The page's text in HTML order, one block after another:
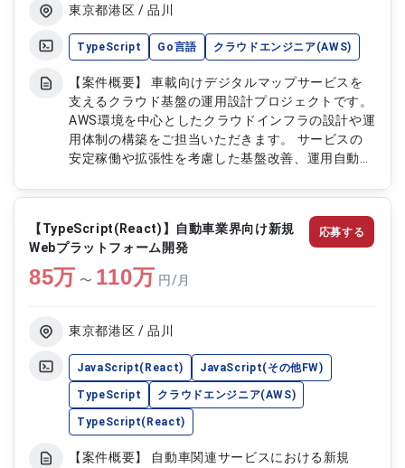
び実装 ・アーキテクチャ設計、技術選定、パフォ
の解決を通じた開発チーム支援
東京都港区 / 品川
TypeScript Go言語 クラウドエンジニア(AWS)
【案件概要】 車載向けデジタルマップサービスを
支えるクラウド基盤の運用設計プロジェクトです。
AWS環境を中心としたクラウドインフラの設計や運
用体制の構築をご担当いただきます。 サービスの
安定稼働や拡張性を考慮した基盤改善、運用自動化
や新しい開発手法を活用し、先進的な車載サービス
基盤の構築・運用を支援していただきます。 【作
業内容】 ・AWS環境におけるクラウドインフラの
運用設計 ・監視、障害対応、運用フローなど安定
稼働に向けた設計対応 ・クラウド基盤の構成管理
および改善対応 ・AWS各種サービスを活用したイ
ド関連ツールやシステム開発
【TypeScript(React)】自動車業界向け新規
Webプラットフォーム開発
85万 〜 110万 円/月
東京都港区 / 品川
JavaScript(React) JavaScript(その他FW)
TypeScript クラウドエンジニア(AWS)
TypeScript(React)
【案件概要】 自動車関連サービスにおける新規
応募する